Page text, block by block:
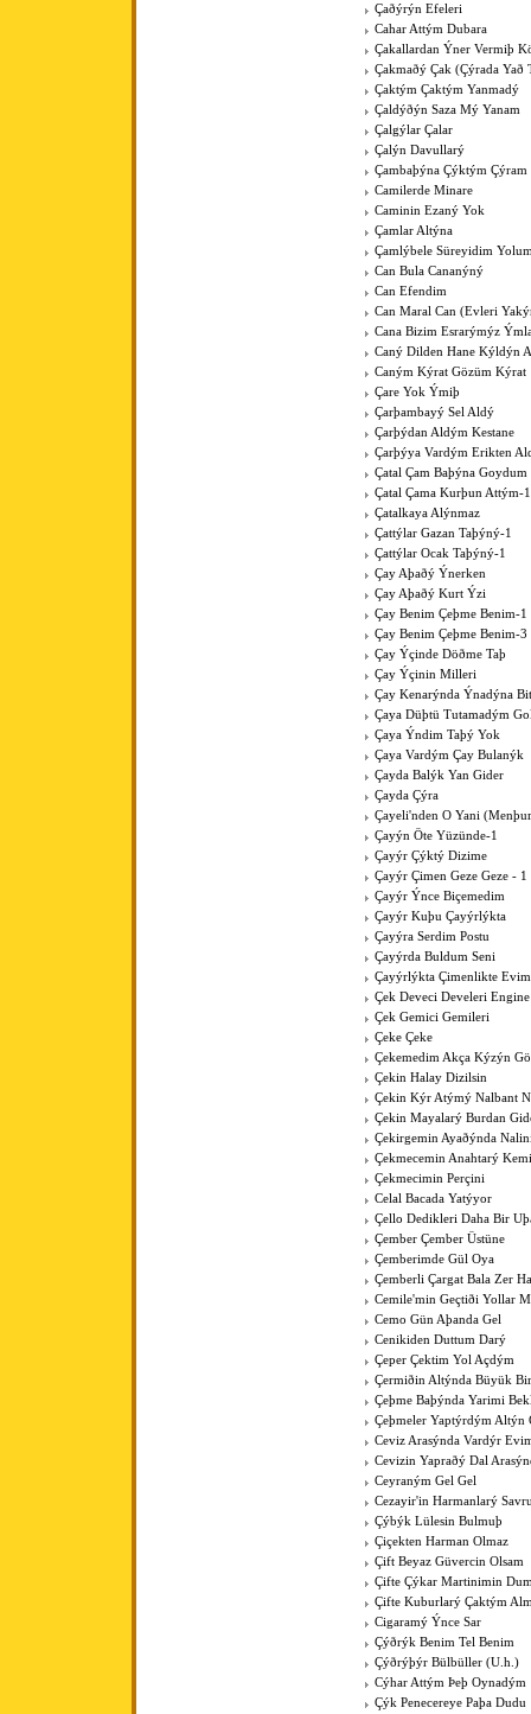
Çaðýrýn Efeleri
Cahar Attým Dubara
Çakallardan Ýner Vermiþ
Çakmaðý Çak (Çýrada Yað
Çaktým Çaktým Yanmadý
Çaldýðýn Saza Mý Yanam
Çalgýlar Çalar
Çalýn Davullarý
Çambaþýna Çýktým Çýram
Camilerde Minare
Caminin Ezaný Yok
Çamlar Altýna
Çamlýbele Süreyidim
Can Bula Cananýný
Can Efendim
Can Maral Can (Evleri
Cana Bizim Esrarýmýz
Caný Dilden Hane Kýldýn
Caným Kýrat Gözüm Kýrat
Çare Yok Ýmiþ
Çarþambayý Sel Aldý
Çarþýdan Aldým Kestane
Çarþýya Vardým Erikten
Çatal Çam Baþýna Goydum
Çatal Çama Kurþun Attým-1
Çatalkaya Alýnmaz
Çattýlar Gazan Taþýný-1
Çattýlar Ocak Taþýný-1
Çay Aþaðý Ýnerken
Çay Aþaðý Kurt Ýzi
Çay Benim Çeþme Benim-1
Çay Benim Çeþme Benim-3
Çay Ýçinde Döðme Taþ
Çay Ýçinin Milleri
Çay Kenarýnda Ýnadýna
Çaya Düþtü Tutamadým
Çaya Ýndim Taþý Yok
Çaya Vardým Çay Bulanýk
Çayda Balýk Yan Gider
Çayda Çýra
Çayeli'nden O Yani
Çayýn Öte Yüzünde-1
Çayýr Çýktý Dizime
Çayýr Çimen Geze Geze - 1
Çayýr Ýnce Biçemedim
Çayýr Kuþu Çayýrlýkta
Çayýra Serdim Postu
Çayýrda Buldum Seni
Çayýrlýkta Çimenlikte
Çek Deveci Develeri Engine
Çek Gemici Gemileri
Çeke Çeke
Çekemedim Akça Kýzýn
Çekin Halay Dizilsin
Çekin Kýr Atýmý Nalbant
Çekin Mayalarý Burdan
Çekirgemin Ayaðýnda
Çekmecemin Anahtarý
Çekmecimin Perçini
Celal Bacada Yatýyor
Çello Dedikleri Daha Bir
Çember Çember Üstüne
Çemberimde Gül Oya
Çemberli Çargat Bala Zer
Cemile'min Geçtiði Yollar
Cemo Gün Aþanda Gel
Cenikiden Duttum Darý
Çeper Çektim Yol Açdým
Çermiðin Altýnda Büyük
Çeþme Baþýnda Yarimi
Çeþmeler Yaptýrdým Altýn
Ceviz Arasýnda Vardýr
Cevizin Yapraðý Dal
Ceyraným Gel Gel
Cezayir'in Harmanlarý
Çýbýk Lülesin Bulmuþ
Çiçekten Harman Olmaz
Çift Beyaz Güvercin Olsam
Çifte Çýkar Martinimin
Çifte Kuburlarý Çaktým
Cigaramý Ýnce Sar
Çýðrýk Benim Tel Benim
Çýðrýþýr Bülbüller (U.h.)
Cýhar Attým Þeþ Oynadým
Çýk Penecereye Paþa Dudu